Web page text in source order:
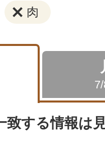
肉
致する情報は